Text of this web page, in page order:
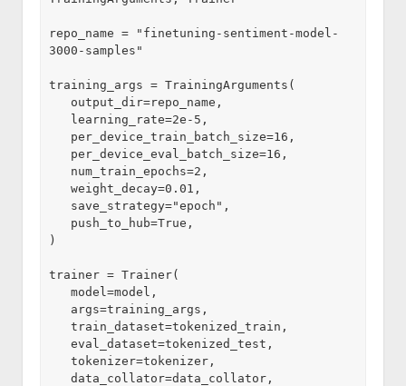
repo_name = "finetuning-sentiment-model-
3000-samples"
training_args = TrainingArguments(
   weight_decay=0.01,
)
trainer = Trainer(
   model=model,
   train_dataset=tokenized_train,
   eval_dataset=tokenized_test,
   tokenizer=tokenizer,
   data_collator=data_collator,